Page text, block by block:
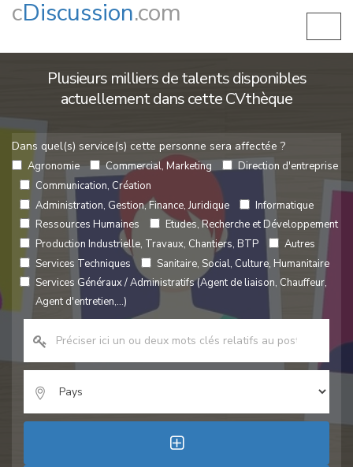
cDiscussion.com
Plusieurs milliers de talents disponibles
actuellement dans cette CVthèque
Dans quel(s) service(s) cette personne sera affectée ?
Agronomie Commercial, Marketing
Direction d'entreprise
Communication, Création
Administration, Gestion, Finance, Juridique
Informatique
Ressources Humaines
Etudes, Recherche et Développement
Production Industrielle, Travaux, Chantiers, BTP
Autres
Services Techniques
Sanitaire, Social, Culture, Humanitaire
Services Généraux / Administratifs (Agent de liaison, Chauffeur,
Agent d'entretien,...)